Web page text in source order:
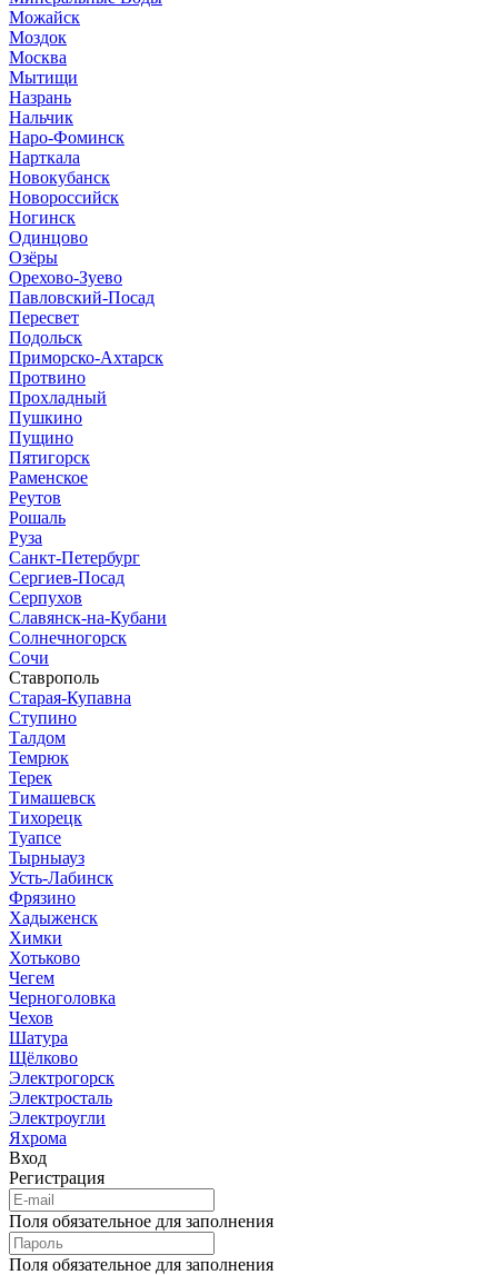
Можайск
Моздок
Москва
Мытищи
Назрань
Нальчик
Наро-Фоминск
Нарткала
Новокубанск
Новороссийск
Ногинск
Одинцово
Озёры
Орехово-Зуево
Павловский-Посад
Пересвет
Подольск
Приморско-Ахтарск
Протвино
Прохладный
Пушкино
Пущино
Пятигорск
Раменское
Реутов
Рошаль
Руза
Санкт-Петербург
Сергиев-Посад
Серпухов
Славянск-на-Кубани
Солнечногорск
Сочи
Ставрополь
Старая-Купавна
Ступино
Талдом
Темрюк
Терек
Тимашевск
Тихорецк
Туапсе
Тырныауз
Усть-Лабинск
Фрязино
Хадыженск
Химки
Хотьково
Чегем
Черноголовка
Чехов
Шатура
Щёлково
Электрогорск
Электросталь
Электроугли
Яхрома
Вход
Регистрация
Поля обязательное для заполнения
Поля обязательное для заполнения